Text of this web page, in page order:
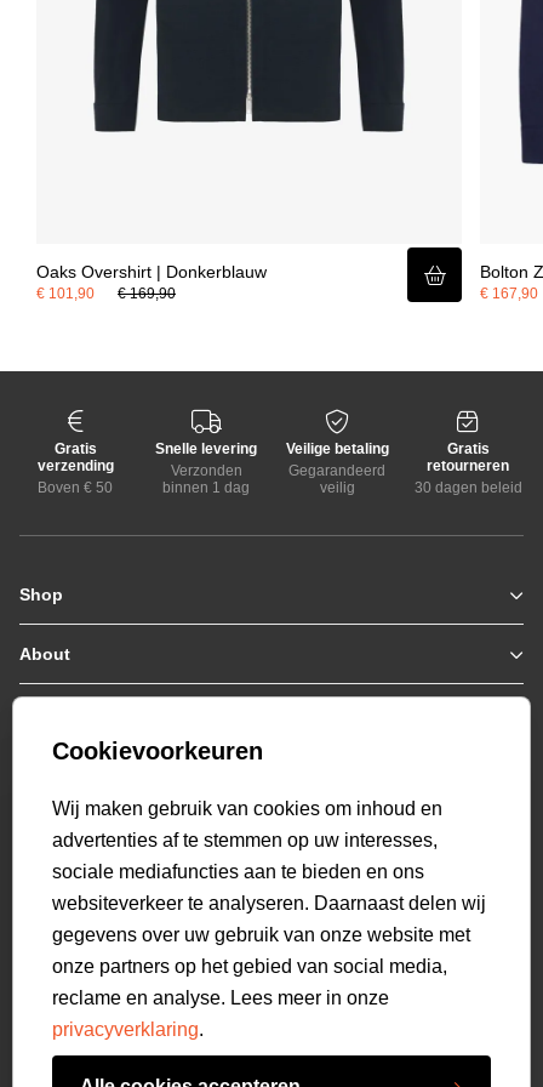
Oaks Overshirt | Donkerblauw
€ 101,90 € 169,90
Bolton
€ 167,90
Gratis
verzending
Boven € 50
Snelle levering
Verzonden
binnen 1 dag
Veilige betaling
Gegarandeerd
veilig
Gratis
retourneren
30 dagen beleid
Shop
Zomerjassen
Jassen / Coats
Colberts
Hoodies
Polo's
T-shirts
Overshirts
Overhemden
Sweatpants
Broeken
Short sweatpants
Shorts
Schoenen
About
Who we are
Genti X PSV
Bestellen & Betalen
Retourneren
Veelgestelde vragen
Mijn Account
beoordelingen
Cookievoorkeuren
Wij maken gebruik van cookies om inhoud en
advertenties af te stemmen op uw interesses,
sociale mediafuncties aan te bieden en ons
websiteverkeer te analyseren. Daarnaast delen wij
gegevens over uw gebruik van onze website met
onze partners op het gebied van social media,
reclame en analyse. Lees meer in onze
privacyverklaring.